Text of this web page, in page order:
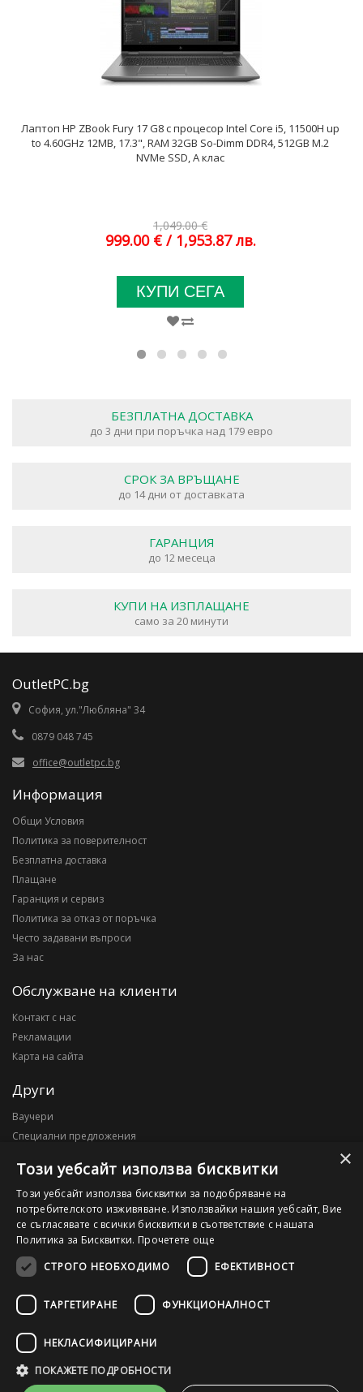
Лаптоп HP ZBook Fury 17 G8 с процесор Intel Core i5, 11500H up
to 4.60GHz 12MB, 17.3", RAM 32GB So-Dimm DDR4, 512GB M.2
NVMe SSD, A клас
1,049.00 €
999.00 € / 1,953.87 лв.
КУПИ СЕГА
БЕЗПЛАТНА ДОСТАВКА
до 3 дни при поръчка над 179 евро
СРОК ЗА ВРЪЩАНЕ
до 14 дни от доставката
ГАРАНЦИЯ
до 12 месеца
КУПИ НА ИЗПЛАЩАНЕ
само за 20 минути
OutletPC.bg
София, ул."Любляна" 34
0879 048 745
office@outletpc.bg
Информация
Общи Условия
Политика за поверителност
Безплатна доставка
Плащане
Гаранция и сервиз
Политика за отказ от поръчка
Често задавани въпроси
За нас
Обслужване на клиенти
Контакт с нас
Рекламации
Карта на сайта
Други
Ваучери
Специални предложения
Моят профил
Моят профил
История на поръчките
Желани продукти
203010795
×
Този уебсайт използва бисквитки
Този уебсайт използва бисквитки за подобряване на
потребителското изживяване. Използвайки нашия уебсайт, Вие
се съгласявате с всички бисквитки в съответствие с нашата
Политика за Бисквитки. Прочетете още
СТРОГО НЕОБХОДИМО
ЕФЕКТИВНОСТ
ТАРГЕТИРАНЕ ФУНКЦИОНАЛНОСТ
НЕКЛАСИФИЦИРАНИ
ПОКАЖЕТЕ ПОДРОБНОСТИ